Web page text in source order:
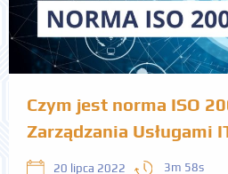
Czym jest norma ISO
Zarządzania Usługami
20 lipca 2022 3m 58s